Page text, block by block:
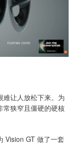
难让人放松下来。为
常狭窄且僵硬的硬核
Vision GT 做了一套